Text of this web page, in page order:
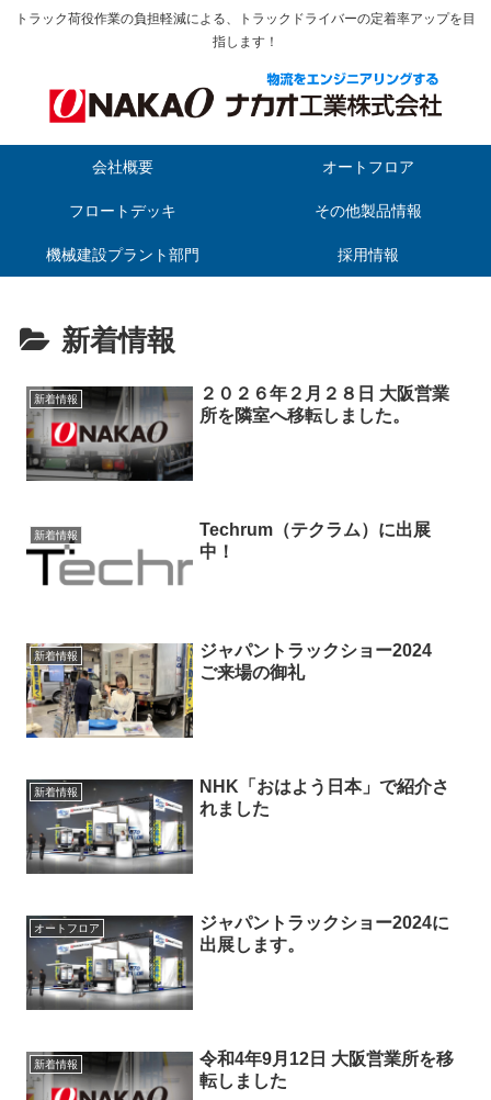
トラック荷役作業の負担軽減による、トラックドライバーの定着率アップを目
指します！
会社概要 オートフロア
フロートデッキ その他製品情報
機械建設プラント部門 採用情報
新着情報
新着情報
２０２６年２月２８日 大阪営業
所を隣室へ移転しました。
新着情報
Techrum（テクラム）に出展
中！
新着情報
ジャパントラックショー2024
ご来場の御礼
新着情報
NHK「おはよう日本」で紹介さ
れました
オートフロア
ジャパントラックショー2024に
出展します。
新着情報
令和4年9月12日 大阪営業所を移
転しました